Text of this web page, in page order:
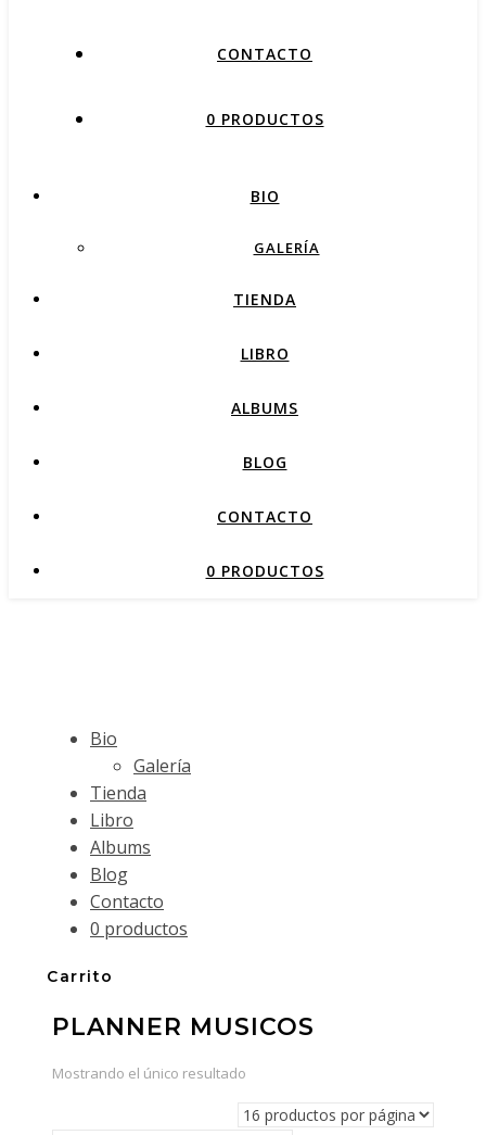
CONTACTO
0 PRODUCTOS
BIO
GALERÍA
TIENDA
LIBRO
ALBUMS
BLOG
CONTACTO
0 PRODUCTOS
Bio
Galería
Tienda
Libro
Albums
Blog
Contacto
0 productos
Carrito
PLANNER MUSICOS
Mostrando el único resultado